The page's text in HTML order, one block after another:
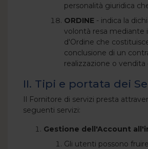
personalità giuridica
ORDINE - indica la
volontà resa mediante
d'Ordine che
conclusione di un
realizzazione o
II. Tipi e portata dei
Il Fornitore di servizi presta
seguenti servizi:
Gestione dell'Account
Gli utenti possono